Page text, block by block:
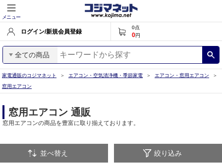
メニュー
ログイン/新規会員登録
0点
0円
全ての商品
家電通販のコジマネット エアコン・空気清浄機・季節家電
エアコン・窓用エアコン
窓用エアコン
窓用エアコン 通販
窓用エアコンの商品を豊富に取り揃えております。
並べ替え 絞り込み